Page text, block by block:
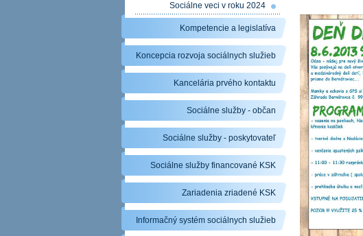
Sociálne veci v roku 2024
Kompetencie a legislatíva
Koncepcia rozvoja sociálnych služieb
Kancelária prvého kontaktu
Sociálne služby - občan
Sociálne služby - poskytovateľ
Sociálne služby financované KSK
Zariadenia zriadené KSK
Informačný systém sociálnych služieb